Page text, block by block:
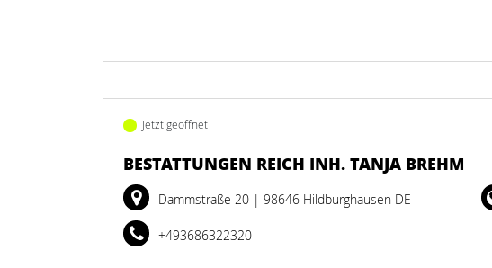
Jetzt geöffnet
BESTATTUNGEN REICH INH. TANJA BREHM
Dammstraße 20 | 98646 Hildburghausen DE
+493686322320